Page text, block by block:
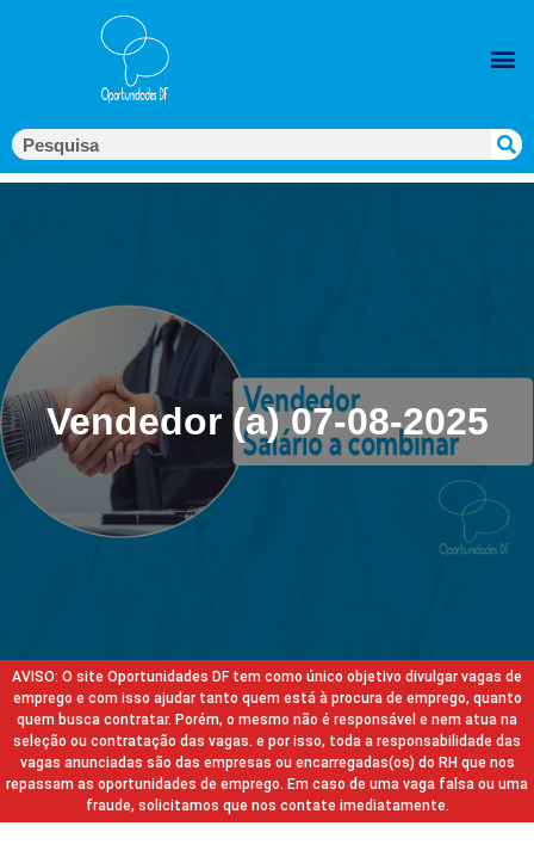
Vendedor (a) 07-08-2025
AVISO: O site Oportunidades DF tem como único objetivo divulgar vagas de
emprego e com isso ajudar tanto quem está à procura de emprego, quanto
quem busca contratar. Porém, o mesmo não é responsável e nem atua na
seleção ou contratação das vagas. e por isso, toda a responsabilidade das
vagas anunciadas são das empresas ou encarregadas(os) do RH que nos
repassam as oportunidades de emprego. Em caso de uma vaga falsa ou uma
fraude, solicitamos que nos contate imediatamente.